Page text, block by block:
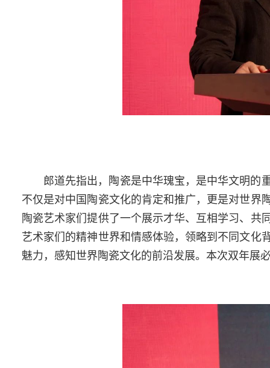
郎道先指出，陶瓷是中华瑰宝，是中华文明的
不仅是对中国陶瓷文化的肯定和推广，更是对世
陶瓷艺术家们提供了一个展示才华、互相学习、
艺术家们的精神世界和情感体验，领略到不同文
魅力，感知世界陶瓷文化的前沿发展。本次双年展